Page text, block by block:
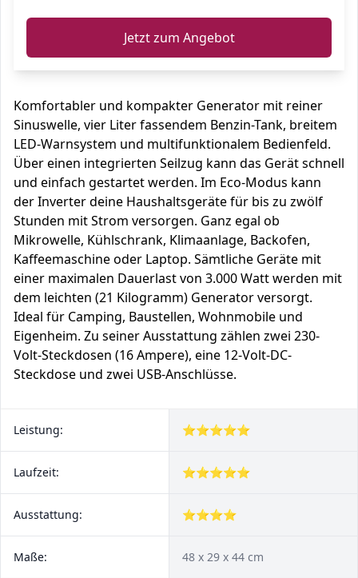
Jetzt zum Angebot
Komfortabler und kompakter Generator mit reiner
Sinuswelle, vier Liter fassendem Benzin-Tank, breitem
LED-Warnsystem und multifunktionalem Bedienfeld.
Über einen integrierten Seilzug kann das Gerät schnell
und einfach gestartet werden. Im Eco-Modus kann
der Inverter deine Haushaltsgeräte für bis zu zwölf
Stunden mit Strom versorgen. Ganz egal ob
Mikrowelle, Kühlschrank, Klimaanlage, Backofen,
Kaffeemaschine oder Laptop. Sämtliche Geräte mit
einer maximalen Dauerlast von 3.000 Watt werden mit
dem leichten (21 Kilogramm) Generator versorgt.
Ideal für Camping, Baustellen, Wohnmobile und
Eigenheim. Zu seiner Ausstattung zählen zwei 230-
Volt-Steckdosen (16 Ampere), eine 12-Volt-DC-
Steckdose und zwei USB-Anschlüsse.
Leistung: ⭐⭐⭐⭐⭐
Laufzeit: ⭐⭐⭐⭐⭐
Ausstattung: ⭐⭐⭐⭐
Maße: 48 x 29 x 44 cm